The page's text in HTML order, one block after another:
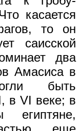
касается
то он
саисской
два
Амасиса в
быть
в VI веке; в